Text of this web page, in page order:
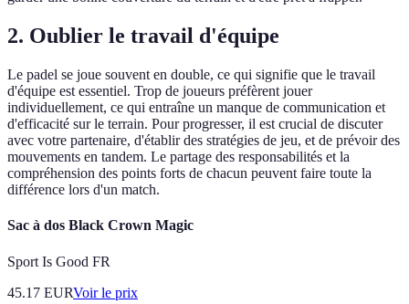
2. Oublier le travail d'équipe
Le padel se joue souvent en double, ce qui signifie que le travail
d'équipe est essentiel. Trop de joueurs préfèrent jouer
individuellement, ce qui entraîne un manque de communication et
d'efficacité sur le terrain. Pour progresser, il est crucial de discuter
avec votre partenaire, d'établir des stratégies de jeu, et de prévoir des
mouvements en tandem. Le partage des responsabilités et la
compréhension des points forts de chacun peuvent faire toute la
différence lors d'un match.
Sac à dos Black Crown Magic
Sport Is Good FR
45.17 EURVoir le prix